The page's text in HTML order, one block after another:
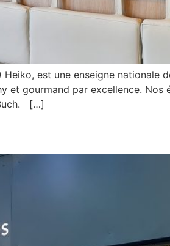
est une enseigne nationale
gourmand par excellence. Nos
[…]